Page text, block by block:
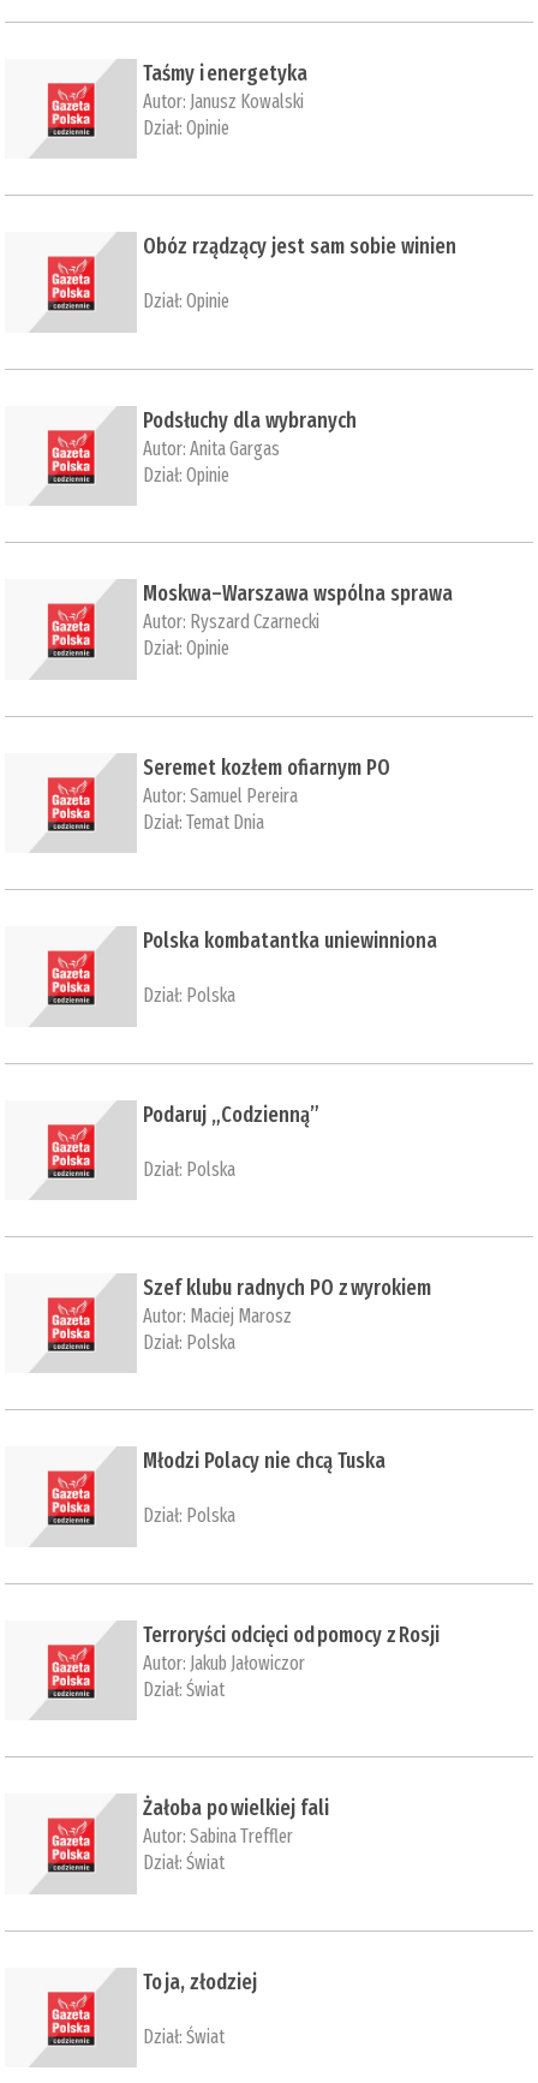
Taśmy i energetyka
Autor: Janusz Kowalski
Dział:Opinie
Obóz rządzący jest sam sobie winien
Dział:Opinie
Podsłuchy dla wybranych
Autor:Anita Gargas
Dział:Opinie
Moskwa–Warszawa wspólna sprawa
Autor: Ryszard Czarnecki
Dział:Opinie
Seremet kozłem ofiarnym PO
Autor:Samuel Pereira
Dział:Temat Dnia
Polska kombatantka uniewinniona
Dział: Polska
Podaruj „Codzienną”
Dział: Polska
Szef klubu radnych PO z wyrokiem
Autor: Maciej Marosz
Dział: Polska
Młodzi Polacy nie chcą Tuska
Dział: Polska
Terroryści odcięci od pomocy z Rosji
Autor: Jakub Jałowiczor
Dział:Świat
Żałoba po wielkiej fali
Autor:Sabina Treffler
Dział:Świat
To ja, złodziej
Dział:Świat